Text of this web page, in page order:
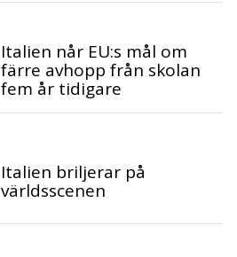
Italien når EU:s mål om
färre avhopp från skolan
fem år tidigare
Italien briljerar på
världsscenen